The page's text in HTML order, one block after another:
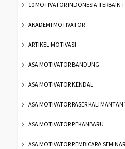
10 MOTIVATOR INDONESIA TERBAIK
AKADEMI MOTIVATOR
ARTIKEL MOTIVASI
ASA MOTIVATOR BANDUNG
ASA MOTIVATOR KENDAL
ASA MOTIVATOR PASER
ASA MOTIVATOR PEKANBARU
ASA MOTIVATOR PEMBICARA